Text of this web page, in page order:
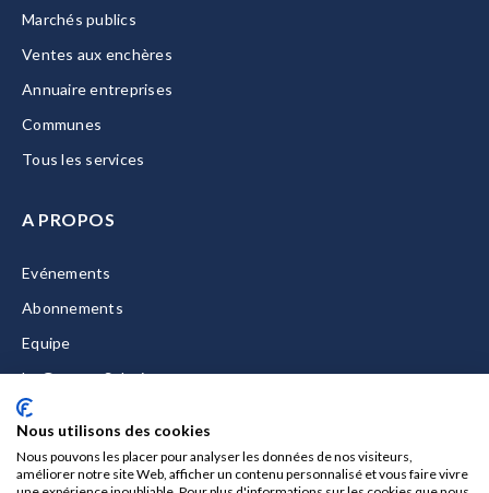
Marchés publics
Ventes aux enchères
Annuaire entreprises
Communes
Tous les services
A PROPOS
Evénements
Abonnements
Equipe
La Gazette Solutions
Nous contacter
Nous utilisons des cookies
Nous pouvons les placer pour analyser les données de nos visiteurs,
améliorer notre site Web, afficher un contenu personnalisé et vous faire vivre